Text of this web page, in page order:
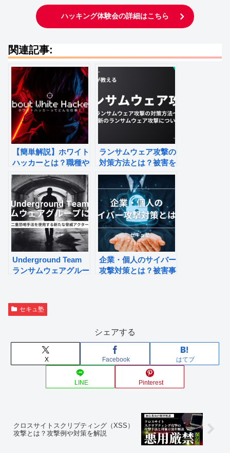
ハッキング体験会の詳細はこちら
関連記事:
【簡単解説】ホワイト
ハッカーとは？職種や
仕事内容、ハッカーと
の違い
ランサムウェア攻撃の
対策方法とは？被害を
防ぐ防止策と感染後の
Underground Team
ランサムウェアグルー
企業・個人のサイバー
攻撃対策とは？被害事
セキュ塾
シェアする
X Facebook はてブ
LINE Pinterest
クロスサイトスクリプティング（XSS）
攻撃とは？攻撃例や対策を解説